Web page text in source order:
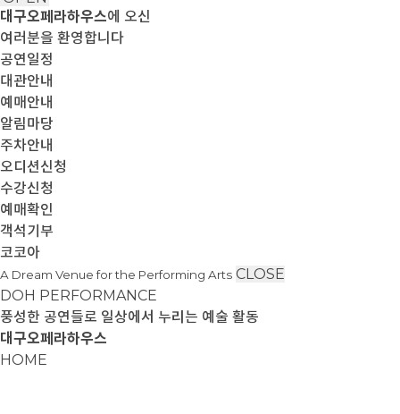
대구오페라하우스에 오신
여러분을 환영합니다
공연일정
대관안내
예매안내
알림마당
주차안내
오디션신청
수강신청
예매확인
객석기부
코코아
A Dream Venue for the Performing Arts CLOSE
DOH PERFORMANCE
풍성한 공연들로 일상에서 누리는 예술 활동
대구오페라하우스
HOME